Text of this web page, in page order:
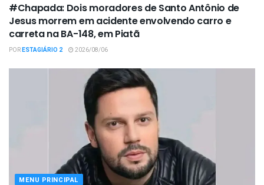
#Chapada: Dois moradores de Santo Antônio de
Jesus morrem em acidente envolvendo carro e
carreta na BA-148, em Piatã
PORESTAGIÁRIO 2 2026/08/06
MENU PRINCIPAL